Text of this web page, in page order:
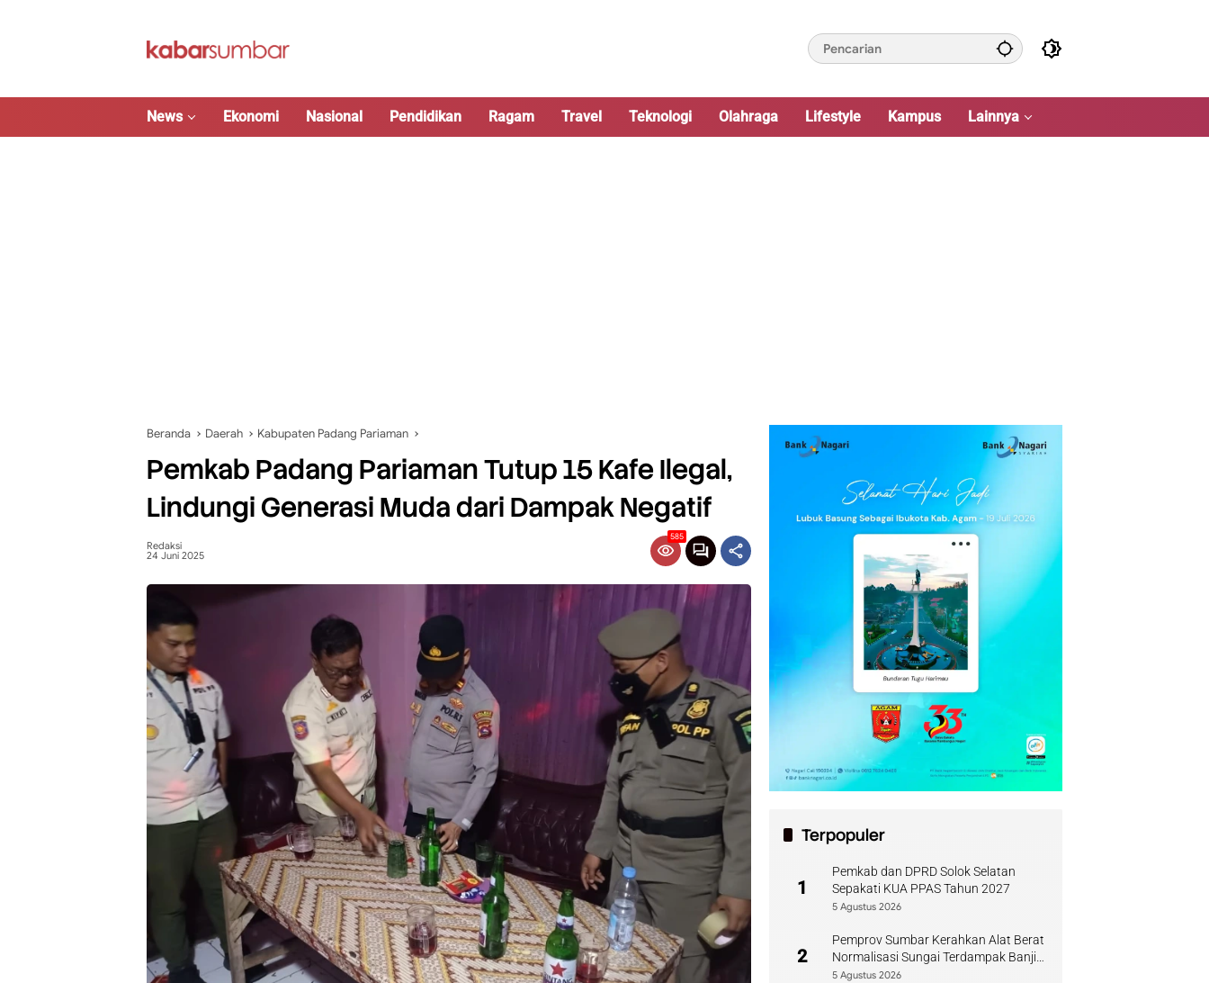
News Ekonomi Nasional Pendidikan Ragam Travel Teknologi Olahraga Lifestyle Kampus Lainnya
Beranda Daerah Kabupaten Padang Pariaman
Pemkab Padang Pariaman Tutup 15 Kafe Ilegal,
Lindungi Generasi Muda dari Dampak Negatif
Redaksi
24 Juni 2025
585
Terpopuler
1
Pemkab dan DPRD Solok Selatan
Sepakati KUA PPAS Tahun 2027
5 Agustus 2026
2
Pemprov Sumbar Kerahkan Alat Berat
Normalisasi Sungai Terdampak Banjir
Kuranji
5 Agustus 2026